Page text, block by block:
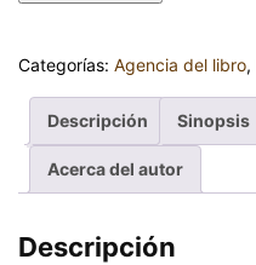
Categorías: Agencia del libro,
Descripción Sinopsis
Acerca del autor
Descripción